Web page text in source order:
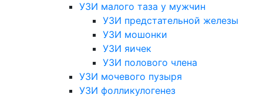
УЗИ малого таза у мужчин
УЗИ предстательной железы
УЗИ мошонки
УЗИ яичек
УЗИ полового члена
УЗИ мочевого пузыря
УЗИ фолликулогенез